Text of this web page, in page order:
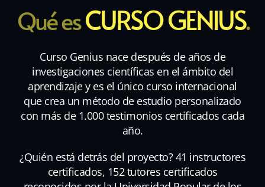
Qué esCURSO GENIUS.
Curso Genius nace después de años de
investigaciones científicas en el ámbito del
aprendizaje y es el único curso internacional
que crea un método de estudio personalizado
con más de 1.000 testimonios certificados cada
año.
¿Quién está detrás del proyecto? 41 instructores
certificados, 152 tutores certificados